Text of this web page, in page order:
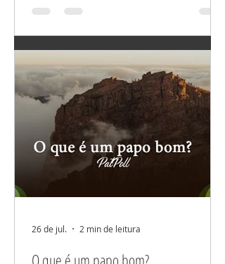
mal resolvidas ou
incompreendidas,
nada além disso! Não
fala nem dos que você
ama, nem dos que
você não ama (ainda).
Não espalhe suas
seus problemas. Tudo
26 de jul. 2 min de leitura